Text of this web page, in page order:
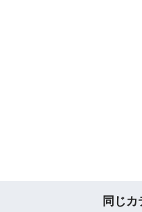
同じカ